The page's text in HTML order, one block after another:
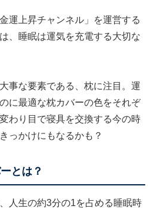
運上昇チャンネル」を運営する
、睡眠は運気を充電する大切な
事な要素である、枕に注目。運
に最適な枕カバーの色をそれぞ
わり目で寝具を交換する今の時
っかけにもなるかも？
とは？
人生の約3分の1を占める睡眠時